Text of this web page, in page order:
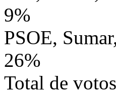
9%
PSOE,
26%
Total de